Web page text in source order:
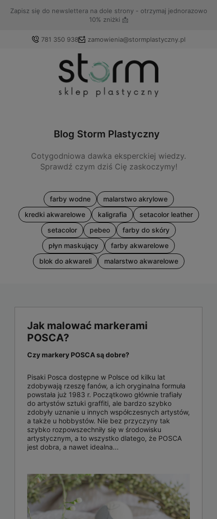
Sprawdź aktualnePromocje🎁
781 350 938 zamowienia@stormplastyczny.pl
Zaloguj się
Wybierz coś dla siebie z naszej aktualnej oferty lub
Blog Storm Plastyczny
Cotygodniowa dawka eksperckiej wiedzy.
Sprawdź czym dziś Cię zaskoczymy!
farby wodne
malarstwo akrylowe
kredki akwarelowe
kaligrafia
setacolor leather
setacolor
pebeo
farby do skóry
płyn maskujący
farby akwarelowe
blok do akwareli
malarstwo akwarelowe
Jak malować markerami
POSCA?
Czy markery POSCA są dobre?
Pisaki Posca dostępne w Polsce od kilku lat
zdobywają rzeszę fanów, a ich oryginalna formuła
powstała już 1983 r. Początkowo głównie trafiały
do artystów sztuki graffiti, ale bardzo szybko
zdobyły uznanie u innych współczesnych artystów,
a także u hobbystów. Nie bez przyczyny tak
szybko rozpowszechniły się w środowisku
artystycznym, a to wszystko dlatego, że POSCA
jest dobra, a nawet idealna...